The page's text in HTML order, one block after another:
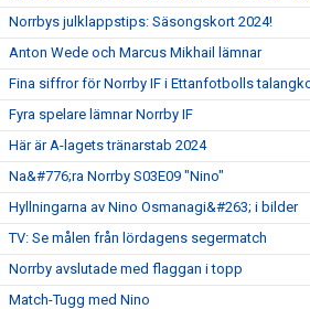
Norrbys julklappstips: Säsongskort 2024!
Anton Wede och Marcus Mikhail lämnar
Fina siffror för Norrby IF i Ettanfotbolls
Fyra spelare lämnar Norrby IF
Här är A-lagets tränarstab 2024
Na&#776;ra Norrby S03E09 "Nino"
Hyllningarna av Nino Osmanagi&#263; i bilder
TV: Se målen från lördagens segermatch
Norrby avslutade med flaggan i topp
Match-Tugg med Nino